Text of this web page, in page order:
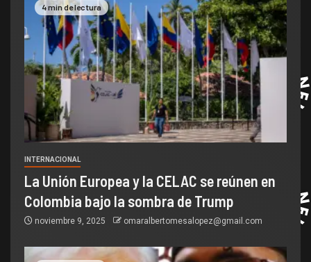
4 min de lectura
INTERNACIONAL
La Unión Europea y la CELAC se reúnen en
Colombia bajo la sombra de Trump
noviembre 9, 2025 omaralbertomesalopez@gmail.com